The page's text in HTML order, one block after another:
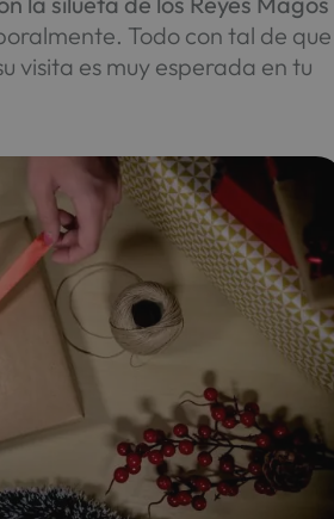
Todo con tal de que
visita es muy esperada en tu